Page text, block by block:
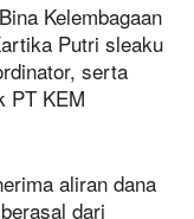
Kelembagaan
Putri sleaku
serta
PT KEM
aliran dana
dari